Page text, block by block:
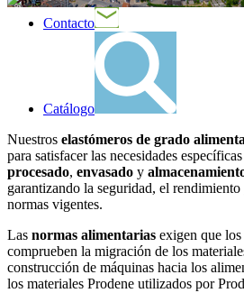
Contacto
Catálogo
Nuestros elastómeros de grado
para satisfacer las necesidades
procesado, envasado y
garantizando la seguridad, el
normas vigentes.
Las normas alimentarias exigen que
comprueben la migración de los
construcción de máquinas hacia los
los materiales Prodene utilizados por